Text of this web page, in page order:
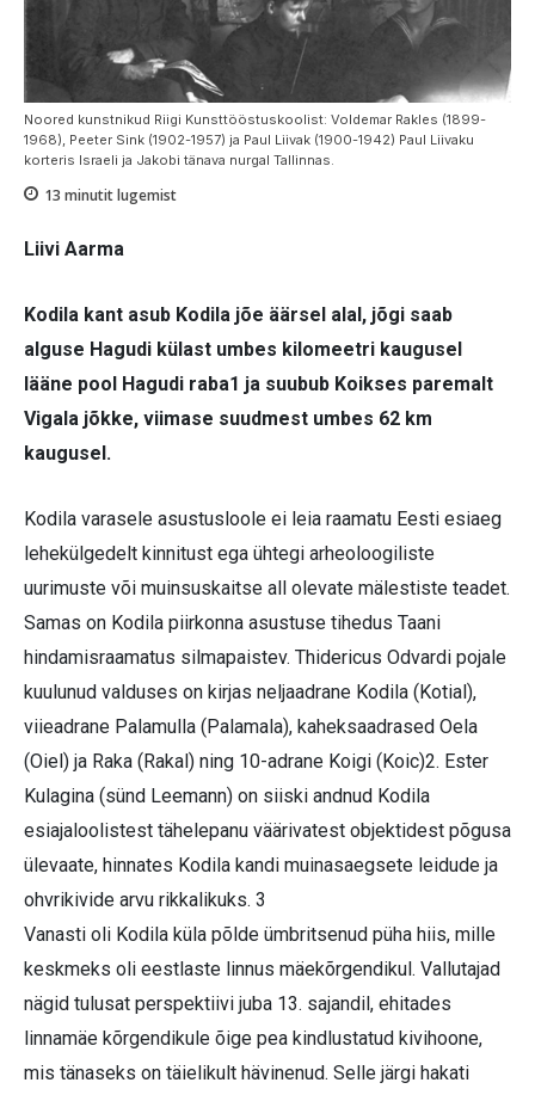
Noored kunstnikud Riigi Kunsttööstuskoolist: Voldemar Rakles (1899-
1968), Peeter Sink (1902-1957) ja Paul Liivak (1900-1942) Paul Liivaku
korteris Israeli ja Jakobi tänava nurgal Tallinnas.
13 minutit lugemist
Liivi Aarma
Kodila kant asub Kodila jõe äärsel alal, jõgi saab
alguse Hagudi külast umbes kilomeetri kaugusel
lääne pool Hagudi raba1 ja suubub Koikses paremalt
Vigala jõkke, viimase suudmest umbes 62 km
kaugusel.
Kodila varasele asustusloole ei leia raamatu Eesti esiaeg
lehekülgedelt kinnitust ega ühtegi arheoloogiliste
uurimuste või muinsuskaitse all olevate mälestiste teadet.
Samas on Kodila piirkonna asustuse tihedus Taani
hindamisraamatus silmapaistev. Thidericus Odvardi pojale
kuulunud valduses on kirjas neljaadrane Kodila (Kotial),
viieadrane Palamulla (Palamala), kaheksaadrased Oela
(Oiel) ja Raka (Rakal) ning 10-adrane Koigi (Koic)2. Ester
Kulagina (sünd Leemann) on siiski andnud Kodila
esiajaloolistest tähelepanu väärivatest objektidest põgusa
ülevaate, hinnates Kodila kandi muinasaegsete leidude ja
ohvrikivide arvu rikkalikuks. 3
Vanasti oli Kodila küla põlde ümbritsenud püha hiis, mille
keskmeks oli eestlaste linnus mäekõrgendikul. Vallutajad
nägid tulusat perspektiivi juba 13. sajandil, ehitades
linnamäe kõrgendikule õige pea kindlustatud kivihoone,
mis tänaseks on täielikult hävinenud. Selle järgi hakati